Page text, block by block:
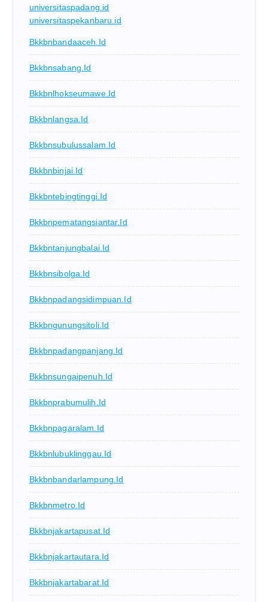
universitaspadang.id
universitaspekanbaru.id
Bkkbnbandaaceh.id
Bkkbnsabang.id
Bkkbnlhokseumawe.id
Bkkbnlangsa.id
Bkkbnsubulussalam.id
Bkkbnbinjai.id
Bkkbntebingtinggi.id
Bkkbnpematangsiantar.id
Bkkbntanjungbalai.id
Bkkbnsibolga.id
Bkkbnpadangsidimpuan.id
Bkkbngunungsitoli.id
Bkkbnpadangpanjang.id
Bkkbnsungaipenuh.id
Bkkbnprabumulih.id
Bkkbnpagaralam.id
Bkkbnlubuklinggau.id
Bkkbnbandarlampung.id
Bkkbnmetro.id
Bkkbnjakartapusat.id
Bkkbnjakartautara.id
Bkkbnjakartabarat.id